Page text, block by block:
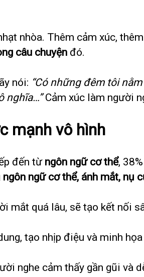
nhòa. Thêm cảm xúc,
câu chuyện đó.
nói: “Có những đêm tôi
nghĩa…”Cảm xúc làm người
mạnh vô hình
đến từ ngôn ngữ cơ thể,
ngôn ngữ cơ thể, ánh mắt, nụ
mắt quá lâu, sẽ tạo kết nối
tạo nhịp điệu và minh
nghe cảm thấy gần gũi và